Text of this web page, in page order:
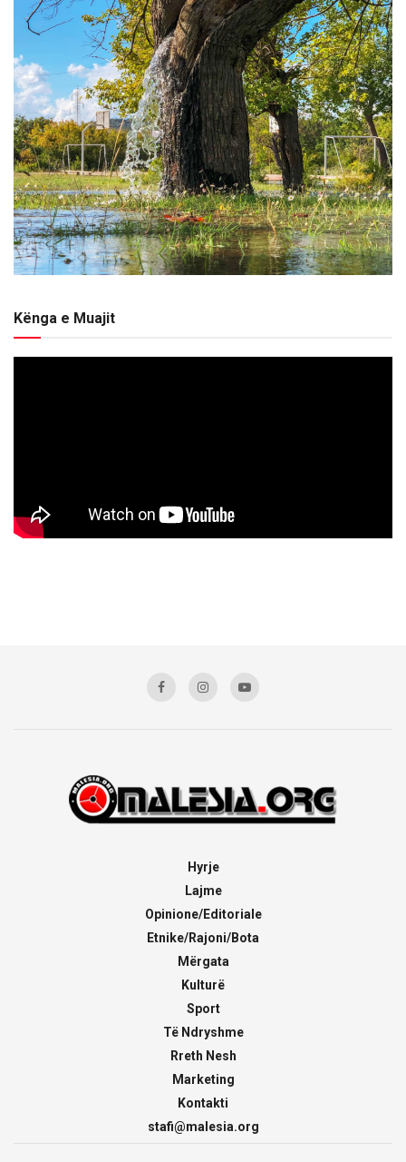
Kënga e Muajit
Hyrje
Lajme
Opinione/Editoriale
Etnike/Rajoni/Bota
Mërgata
Kulturë
Sport
Të Ndryshme
Rreth Nesh
Marketing
Kontakti
stafi@malesia.org